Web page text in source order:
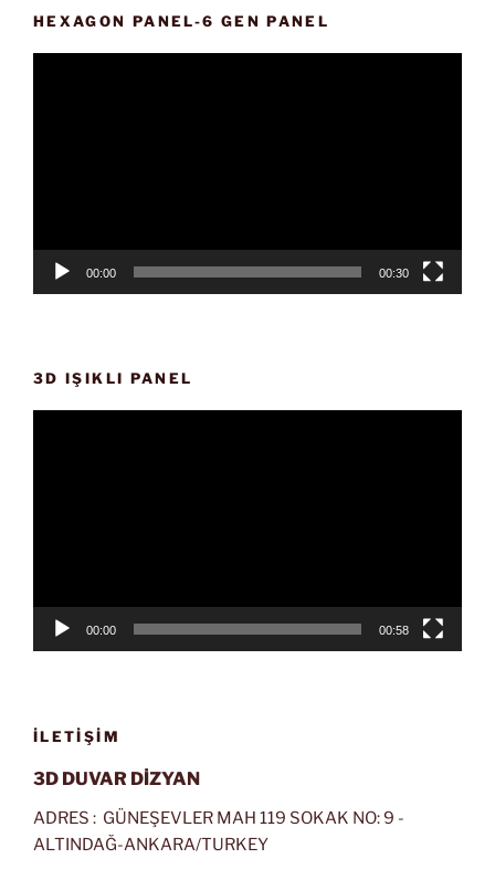
HEXAGON PANEL-6 GEN PANEL
00:00 00:30
3D IŞIKLI PANEL
00:00 00:58
İLETIŞIM
3D DUVAR DİZYAN
ADRES : GÜNEŞEVLER MAH 119 SOKAK NO: 9 -
ALTINDAĞ-ANKARA/TURKEY